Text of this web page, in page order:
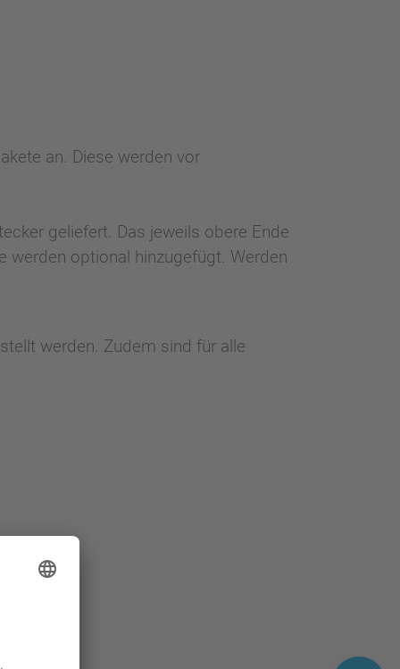
an. Diese werden vor
geliefert. Das jeweils obere Ende
werden optional hinzugefügt. Werden
werden. Zudem sind für alle